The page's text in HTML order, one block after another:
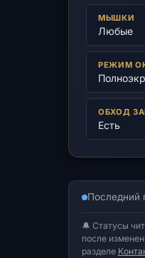
МЫШКИ
Любые
РЕЖИМ
ОБХОД
Есть
Последний
🔔 Статусы
после
разделе